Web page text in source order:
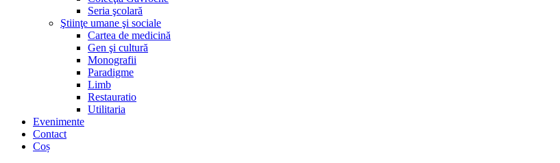
Seria şcolară
Ştiinţe umane şi sociale
Cartea de medicină
Gen şi cultură
Monografii
Paradigme
Limb
Restauratio
Utilitaria
Evenimente
Contact
Coș